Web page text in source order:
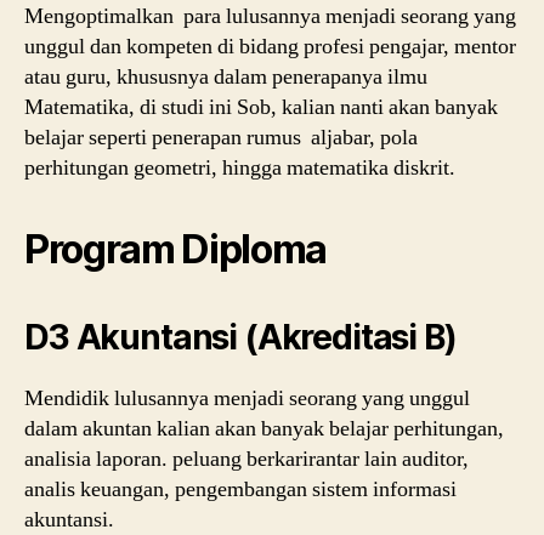
Mengoptimalkan para lulusannya menjadi seorang yang
unggul dan kompeten di bidang profesi pengajar, mentor
atau guru, khususnya dalam penerapanya ilmu
Matematika, di studi ini Sob, kalian nanti akan banyak
belajar seperti penerapan rumus aljabar, pola
perhitungan geometri, hingga matematika diskrit.
Program Diploma
D3 Akuntansi (Akreditasi B)
Mendidik lulusannya menjadi seorang yang unggul
dalam akuntan kalian akan banyak belajar perhitungan,
analisia laporan. peluang berkarirantar lain auditor,
analis keuangan, pengembangan sistem informasi
akuntansi.